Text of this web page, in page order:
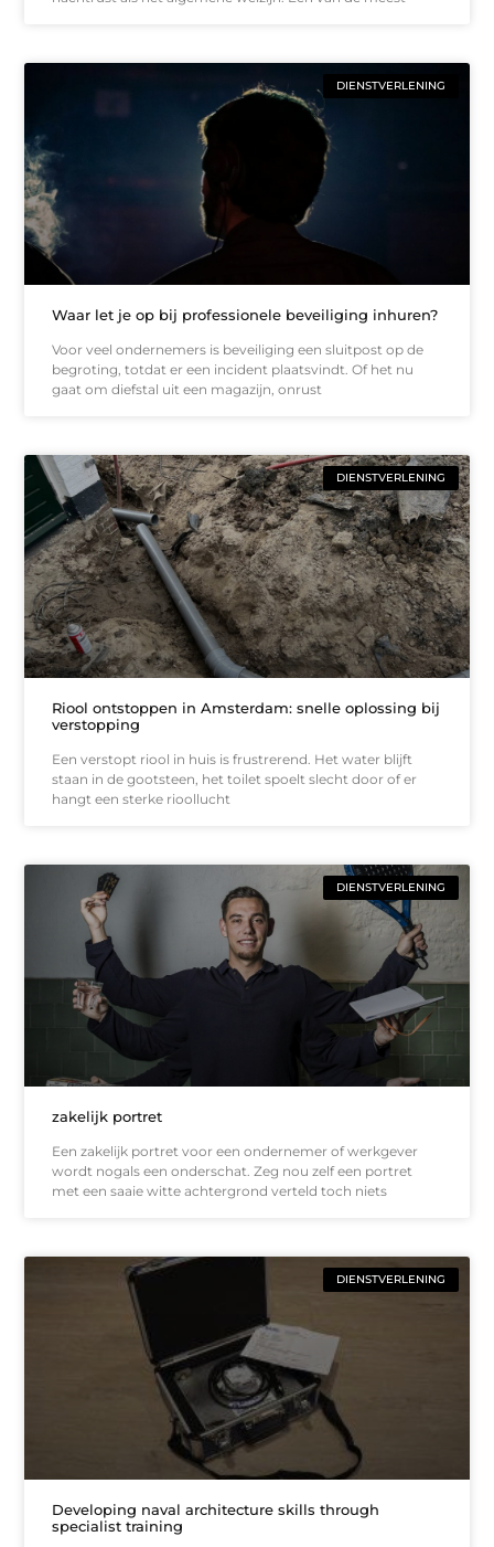
DIENSTVERLENING
Waar let je op bij professionele beveiliging inhuren?
Voor veel ondernemers is beveiliging een sluitpost op de
begroting, totdat er een incident plaatsvindt. Of het nu
gaat om diefstal uit een magazijn, onrust
DIENSTVERLENING
Riool ontstoppen in Amsterdam: snelle oplossing bij
verstopping
Een verstopt riool in huis is frustrerend. Het water blijft
staan in de gootsteen, het toilet spoelt slecht door of er
hangt een sterke rioollucht
DIENSTVERLENING
zakelijk portret
Een zakelijk portret voor een ondernemer of werkgever
wordt nogals een onderschat. Zeg nou zelf een portret
met een saaie witte achtergrond verteld toch niets
DIENSTVERLENING
Developing naval architecture skills through
specialist training